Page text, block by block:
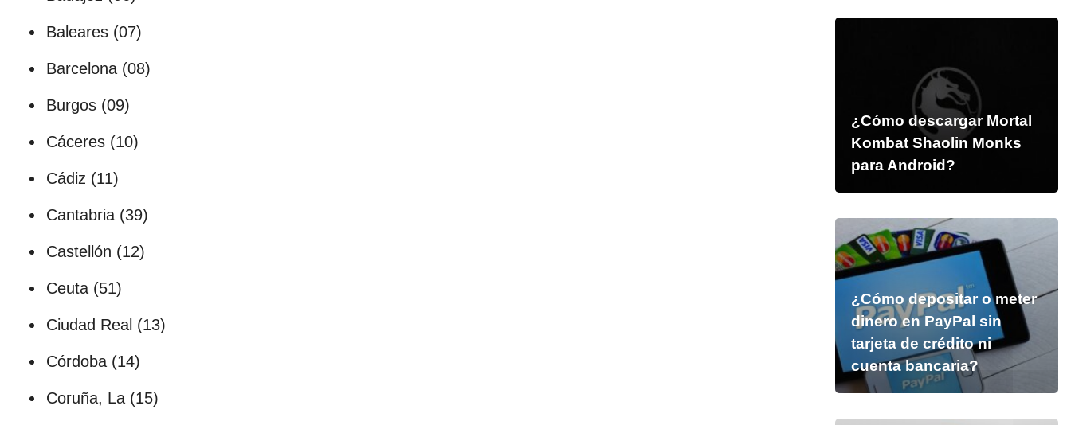
Baleares (07)
Barcelona (08)
Burgos (09)
Cáceres (10)
Cádiz (11)
Cantabria (39)
Castellón (12)
Ceuta (51)
Ciudad Real (13)
Córdoba (14)
Coruña, La (15)
¿Cómo descargar Mortal
Kombat Shaolin Monks
para Android?
¿Cómo depositar o meter
dinero en PayPal sin
tarjeta de crédito ni
cuenta bancaria?